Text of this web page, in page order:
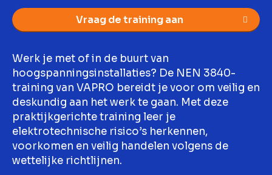
Vraag de training aan
Werk je met of in de buurt van
hoogspanningsinstallaties? De NEN 3840-
training van VAPRO bereidt je voor om veilig en
deskundig aan het werk te gaan. Met deze
praktijkgerichte training leer je
elektrotechnische risico’s herkennen,
voorkomen en veilig handelen volgens de
wettelijke richtlijnen.